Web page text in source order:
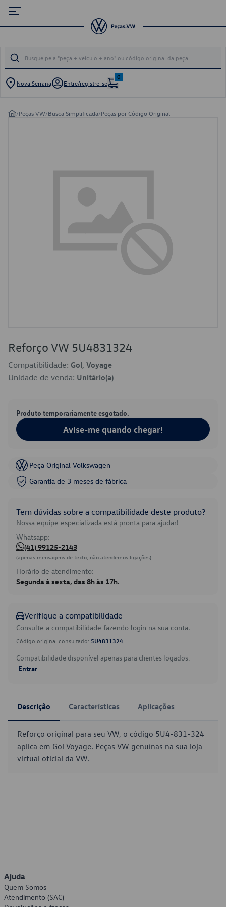
Nova Serrana Entre/registre-se
0
/Peças VW/Busca Simplificada/Peças por Código Original
Reforço VW 5U4831324
Compatibilidade: Gol, Voyage
Unidade de venda: Unitário(a)
Produto temporariamente esgotado.
Avise-me quando chegar!
Peça Original Volkswagen
Garantia de 3 meses de fábrica
Tem dúvidas sobre a compatibilidade deste produto?
Nossa equipe especializada está pronta para ajudar!
Whatsapp:
(41) 99125-2143
(apenas mensagens de texto, não atendemos ligações)
Horário de atendimento:
Segunda à sexta, das 8h às 17h.
Verifique a compatibilidade
Consulte a compatibilidade fazendo login na sua conta.
Código original consultado: 5U4831324
Compatibilidade disponível apenas para clientes logados.
Entrar
Descrição Características Aplicações
Reforço original para seu VW, o código 5U4-831-324
aplica em Gol Voyage. Peças VW genuínas na sua loja
virtual oficial da VW.
Ajuda
Quem Somos
Atendimento (SAC)